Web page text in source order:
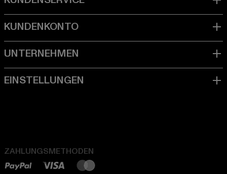
ZAHLUNGSMETHODEN